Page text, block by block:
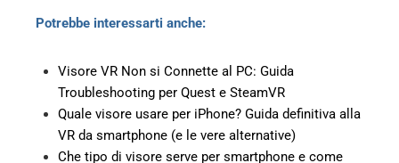
Potrebbe interessarti anche:
Visore VR Non si Connette al PC: Guida
Troubleshooting per Quest e SteamVR
Quale visore usare per iPhone? Guida definitiva alla
VR da smartphone (e le vere alternative)
Che tipo di visore serve per smartphone e come